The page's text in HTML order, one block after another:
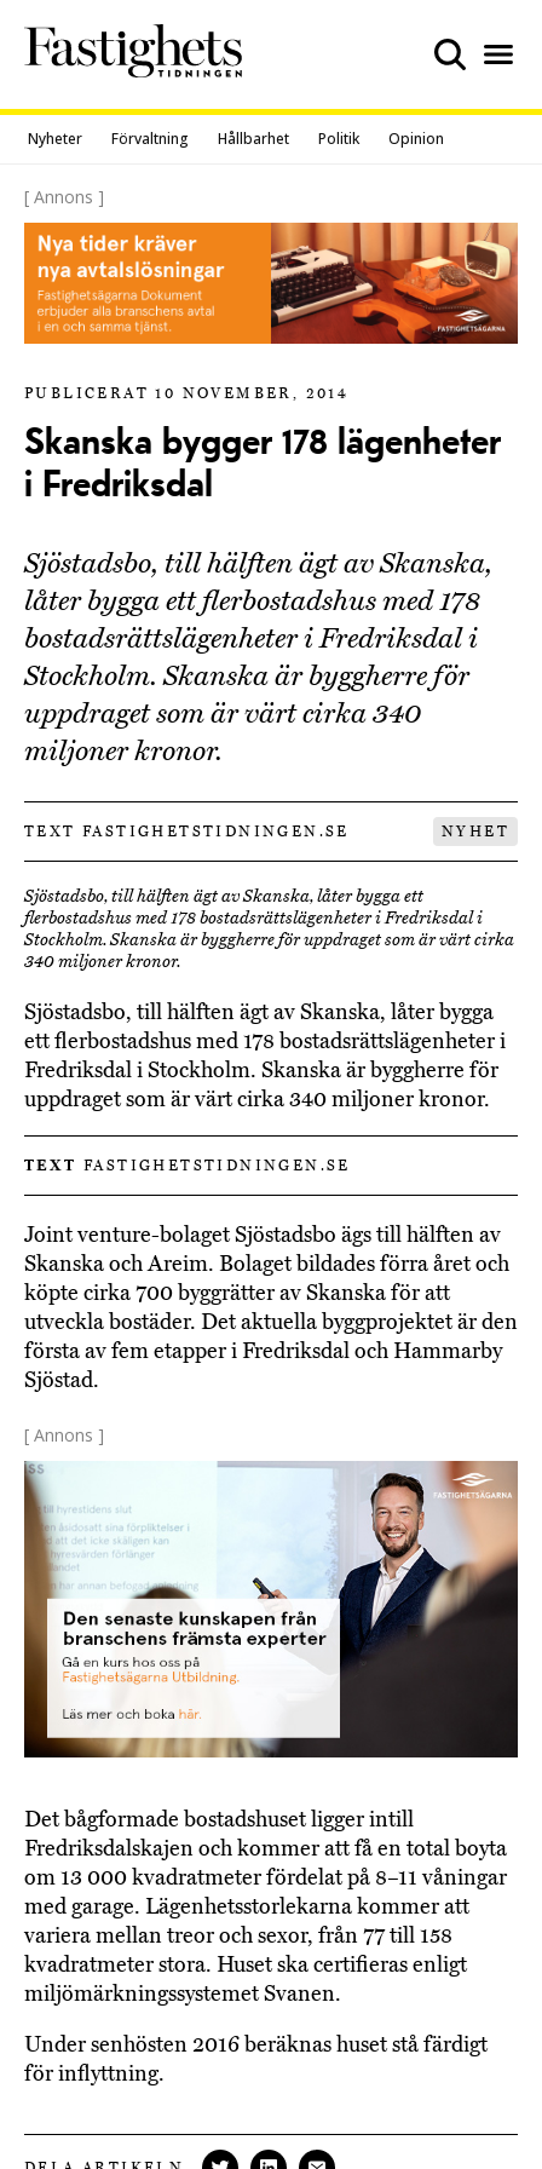
content
Nyheter Förvaltning Hållbarhet Politik Opinion
[ Annons ]
PUBLICERAT 10 NOVEMBER, 2014
Skanska bygger 178 lägenheter
i Fredriksdal
Sjöstadsbo, till hälften ägt av Skanska,
låter bygga ett flerbostadshus med 178
bostadsrättslägenheter i Fredriksdal i
Stockholm. Skanska är byggherre för
uppdraget som är värt cirka 340
miljoner kronor.
TEXT FASTIGHETSTIDNINGEN.SE NYHET
Sjöstadsbo, till hälften ägt av Skanska, låter bygga ett
flerbostadshus med 178 bostadsrättslägenheter i Fredriksdal i
Stockholm. Skanska är byggherre för uppdraget som är värt cirka
340 miljoner kronor.
Sjöstadsbo, till hälften ägt av Skanska, låter bygga
ett flerbostadshus med 178 bostadsrättslägenheter i
Fredriksdal i Stockholm. Skanska är byggherre för
uppdraget som är värt cirka 340 miljoner kronor.
TEXT FASTIGHETSTIDNINGEN.SE
Joint venture-bolaget Sjöstadsbo ägs till hälften av
Skanska och Areim. Bolaget bildades förra året och
köpte cirka 700 byggrätter av Skanska för att
utveckla bostäder. Det aktuella byggprojektet är den
första av fem etapper i Fredriksdal och Hammarby
Sjöstad.
[ Annons ]
Det bågformade bostadshuset ligger intill
Fredriksdalskajen och kommer att få en total boyta
om 13 000 kvadratmeter fördelat på 8–11 våningar
med garage. Lägenhetsstorlekarna kommer att
variera mellan treor och sexor, från 77 till 158
kvadratmeter stora. Huset ska certifieras enligt
miljömärkningssystemet Svanen.
Under senhösten 2016 beräknas huset stå färdigt
för inflyttning.